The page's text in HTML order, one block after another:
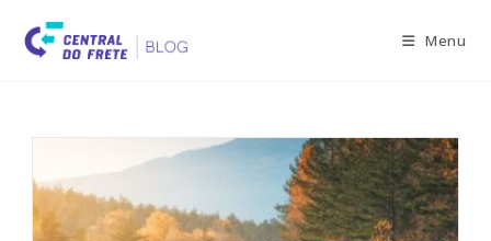
content
Menu